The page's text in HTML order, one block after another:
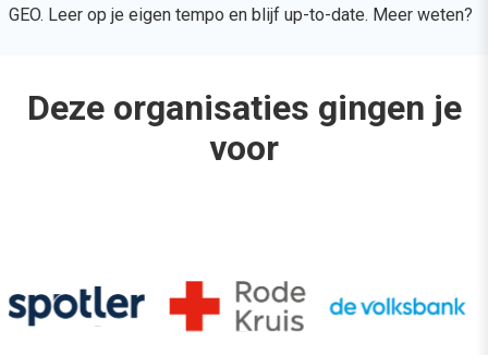
GEO. Leer op je eigen tempo en blijf up-to-date. Meer weten?
Deze organisaties gingen je
voor